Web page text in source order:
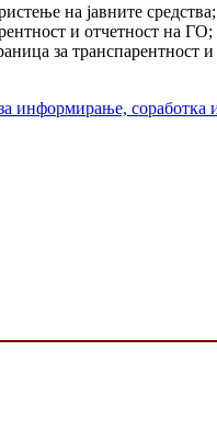
на јавните
и отчетност на ГО;
за транспарентност
информирање, соработка